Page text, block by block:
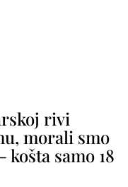
rivi
morali smo
košta samo 18